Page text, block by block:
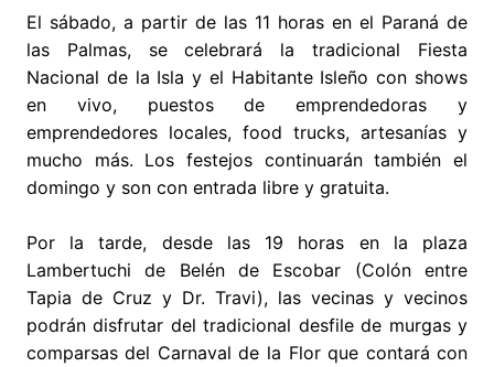
El sábado, a partir de las 11 horas en el Paraná de
las Palmas, se celebrará la tradicional Fiesta
Nacional de la Isla y el Habitante Isleño con shows
en vivo, puestos de emprendedoras y
emprendedores locales, food trucks, artesanías y
mucho más. Los festejos continuarán también el
domingo y son con entrada libre y gratuita.
Por la tarde, desde las 19 horas en la plaza
Lambertuchi de Belén de Escobar (Colón entre
Tapia de Cruz y Dr. Travi), las vecinas y vecinos
podrán disfrutar del tradicional desfile de murgas y
comparsas del Carnaval de la Flor que contará con